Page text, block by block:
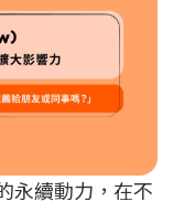
永續動力，在不